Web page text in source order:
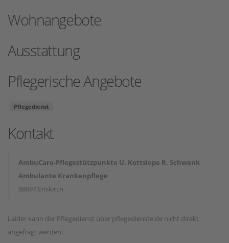
Wohnangebote
Ausstattung
Pflegerische Angebote
Pflegedienst
Kontakt
AmbuCare-Pflegestützpunkte U. Kottsiepe R. Schwenk
Ambulante Krankenpflege
88097 Eriskirch
Leider kann der Pflegedienst über pflegedienste.de nicht direkt
angefragt werden.